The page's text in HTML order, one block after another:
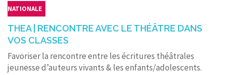
NATIONALE
THEA | RENCONTRE AVEC LE THÉÂTRE DANS
VOS CLASSES
Favoriser la rencontre entre les écritures théâtrales
jeunesse d’auteurs vivants & les enfants/adolescents.